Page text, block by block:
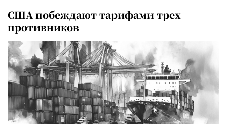
США побеждают тарифами трех
противников